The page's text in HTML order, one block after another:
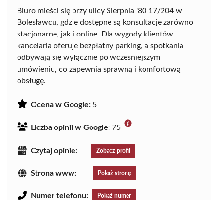
Biuro mieści się przy ulicy Sierpnia '80 17/204 w
Bolesławcu, gdzie dostępne są konsultacje zarówno
stacjonarne, jak i online. Dla wygody klientów
kancelaria oferuje bezpłatny parking, a spotkania
odbywają się wyłącznie po wcześniejszym
umówieniu, co zapewnia sprawną i komfortową
obsługę.
Ocena w Google: 5
Liczba opinii w Google: 75
Czytaj opinie: Zobacz profil
Strona www: Pokaż stronę
Numer telefonu: Pokaż numer